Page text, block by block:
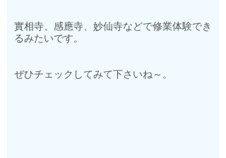
實相寺、感應寺、妙仙寺などで修業体験でき
るみたいです。
ぜひチェックしてみて下さいね～。